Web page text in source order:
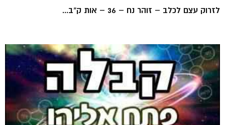
לזרוק עצם לכלב – זוהר נח – 36 – אות ק"ב...